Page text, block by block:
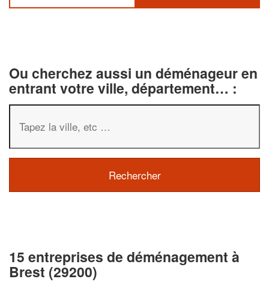
Ou cherchez aussi un déménageur en
entrant votre ville, département… :
15 entreprises de déménagement à
Brest (29200)